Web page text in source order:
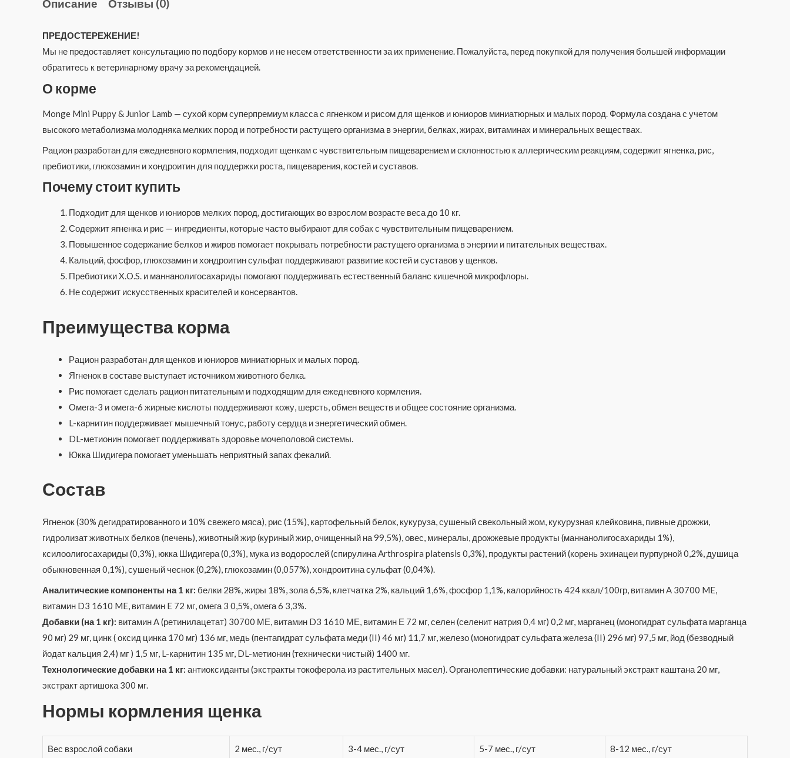
Описание Отзывы (0)
ПРЕДОСТЕРЕЖЕНИЕ!
Мы не предоставляет консультацию по подбору кормов и не несем ответственности за их применение. Пожалуйста, перед покупкой для получения большей информации
обратитесь к ветеринарному врачу за рекомендацией.
О корме
Monge Mini Puppy & Junior Lamb — сухой корм суперпремиум класса с ягненком и рисом для щенков и юниоров миниатюрных и малых пород. Формула создана с учетом
высокого метаболизма молодняка мелких пород и потребности растущего организма в энергии, белках, жирах, витаминах и минеральных веществах.
Рацион разработан для ежедневного кормления, подходит щенкам с чувствительным пищеварением и склонностью к аллергическим реакциям, содержит ягненка, рис,
пребиотики, глюкозамин и хондроитин для поддержки роста, пищеварения, костей и суставов.
Почему стоит купить
Подходит для щенков и юниоров мелких пород, достигающих во взрослом возрасте веса до 10 кг.
Содержит ягненка и рис — ингредиенты, которые часто выбирают для собак с чувствительным пищеварением.
Повышенное содержание белков и жиров помогает покрывать потребности растущего организма в энергии и питательных веществах.
Кальций, фосфор, глюкозамин и хондроитин сульфат поддерживают развитие костей и суставов у щенков.
Пребиотики X.O.S. и маннанолигосахариды помогают поддерживать естественный баланс кишечной микрофлоры.
Не содержит искусственных красителей и консервантов.
Преимущества корма
Рацион разработан для щенков и юниоров миниатюрных и малых пород.
Ягненок в составе выступает источником животного белка.
Рис помогает сделать рацион питательным и подходящим для ежедневного кормления.
Омега-3 и омега-6 жирные кислоты поддерживают кожу, шерсть, обмен веществ и общее состояние организма.
L-карнитин поддерживает мышечный тонус, работу сердца и энергетический обмен.
DL-метионин помогает поддерживать здоровье мочеполовой системы.
Юкка Шидигера помогает уменьшать неприятный запах фекалий.
Состав
Ягненок (30% дегидратированного и 10% свежего мяса), рис (15%), картофельный белок, кукуруза, сушеный свекольный жом, кукурузная клейковина, пивные дрожжи,
гидролизат животных белков (печень), животный жир (куриный жир, очищенный на 99,5%), овес, минералы, дрожжевые продукты (маннанолигосахариды 1%),
ксилоолигосахариды (0,3%), юкка Шидигера (0,3%), мука из водорослей (спирулина Arthrospira platensis 0,3%), продукты растений (корень эхинацеи пурпурной 0,2%, душица
обыкновенная 0,1%), сушеный чеснок (0,2%), глюкозамин (0,057%), хондроитина сульфат (0,04%).
Аналитические компоненты на 1 кг: белки 28%, жиры 18%, зола 6,5%, клетчатка 2%, кальций 1,6%, фосфор 1,1%, калорийность 424 ккал/100гр, витамин A 30700 ME,
витамин D3 1610 ME, витамин E 72 мг, омега 3 0,5%, омега 6 3,3%.
Добавки (на 1 кг): витамин А (ретинилацетат) 30700 МЕ, витамин D3 1610 МЕ, витамин Е 72 мг, селен (селенит натрия 0,4 мг) 0,2 мг, марганец (моногидрат сульфата марганца
90 мг) 29 мг, цинк ( оксид цинка 170 мг) 136 мг, медь (пентагидрат сульфата меди (II) 46 мг) 11,7 мг, железо (моногидрат сульфата железа (II) 296 мг) 97,5 мг, йод (безводный
йодат кальция 2,4) мг ) 1,5 мг, L-карнитин 135 мг, DL-метионин (технически чистый) 1400 мг.
Технологические добавки на 1 кг: антиоксиданты (экстракты токоферола из растительных масел). Органолептические добавки: натуральный экстракт каштана 20 мг,
экстракт артишока 300 мг.
Нормы кормления щенка
Вес взрослой собаки 2 мес., г/сут 3-4 мес., г/сут 5-7 мес., г/сут 8-12 мес., г/сут